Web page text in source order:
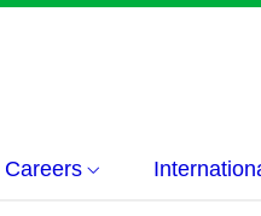
Careers